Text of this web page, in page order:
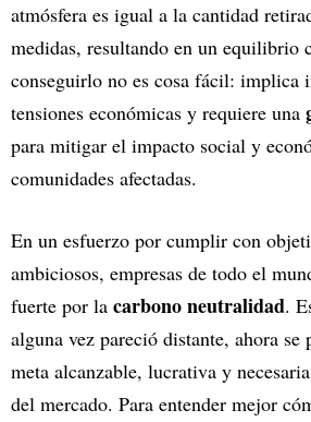
atmósfera es igual a la cantidad
medidas, resultando en un equilibrio
conseguirlo no es cosa fácil: implica
tensiones económicas y requiere una
para mitigar el impacto social y
comunidades afectadas.
En un esfuerzo por cumplir con
ambiciosos, empresas de todo el
fuerte por la carbono neutralidad.
alguna vez pareció distante, ahora se
meta alcanzable, lucrativa y
del mercado. Para entender mejor